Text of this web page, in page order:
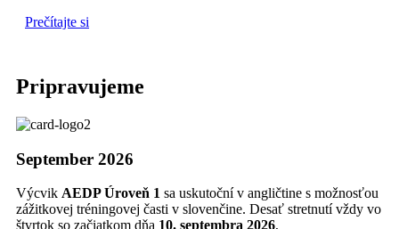
Prečítajte si
Pripravujeme
September 2026
Výcvik AEDP Úroveň 1 sa uskutoční v angličtine s možnosťou
zážitkovej tréningovej časti v slovenčine. Desať stretnutí vždy vo
štvrtok so začiatkom dňa 10. septembra 2026,